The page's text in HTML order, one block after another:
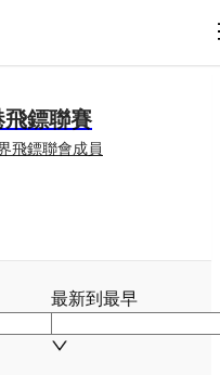
鏢聯賽
飛鏢聯會成員
最新到最早